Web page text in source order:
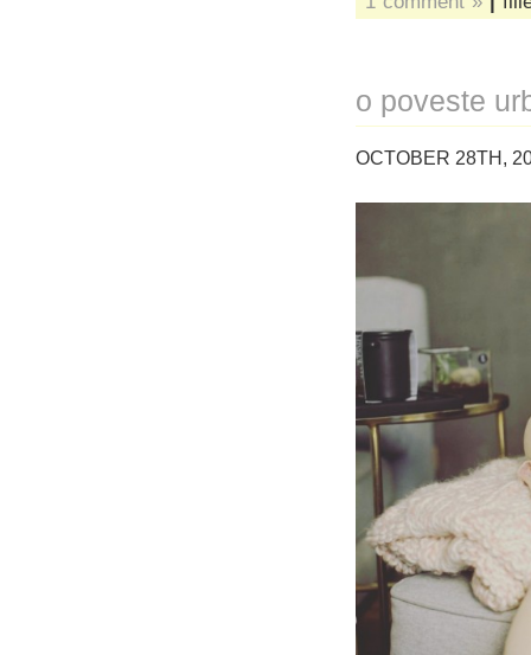
o poveste
OCTOBER 28TH,